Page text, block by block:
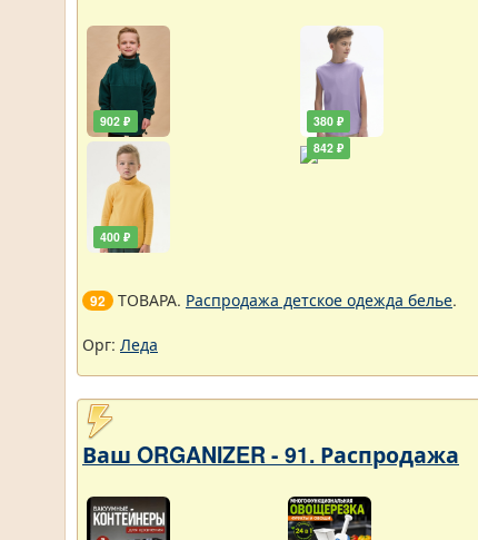
902 ₽
400 ₽
380 ₽
842 ₽
92 ТОВАРА. Распродажа детское одежда белье.
Орг: Леда
Ваш ORGANIZER - 91. Распродажа